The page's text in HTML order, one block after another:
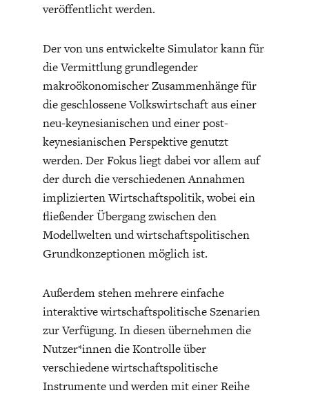
FACHKRÄFTEMANGEL
DAS DEUTSCHE
GESUNDHEITSWESEN
FINANZMÄRKTE
GELDPOLITIK
veröffentlicht werden.
Der von uns entwickelte Simulator kann für
die Vermittlung grundlegender
makroökonomischer Zusammenhänge für
die geschlossene Volkswirtschaft aus einer
neu-keynesianischen und einer post-
keynesianischen Perspektive genutzt
werden. Der Fokus liegt dabei vor allem auf
der durch die verschiedenen Annahmen
implizierten Wirtschaftspolitik, wobei ein
fließender Übergang zwischen den
Modellwelten und wirtschaftspolitischen
Grundkonzeptionen möglich ist.
Außerdem stehen mehrere einfache
interaktive wirtschaftspolitische Szenarien
zur Verfügung. In diesen übernehmen die
Nutzer*innen die Kontrolle über
verschiedene wirtschaftspolitische
Instrumente und werden mit einer Reihe